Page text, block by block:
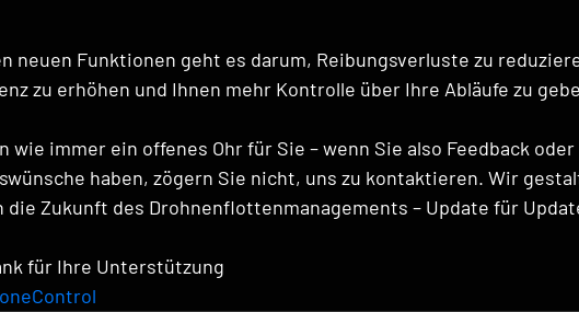
neuen Funktionen geht es darum, Reibungsverluste zu
zu erhöhen und Ihnen mehr Kontrolle über Ihre Abläufe zu
wie immer ein offenes Ohr für Sie – wenn Sie also Feedback oder
haben, zögern Sie nicht, uns zu kontaktieren. Wir
die Zukunft des Drohnenflottenmanagements – Update für
für Ihre Unterstützung